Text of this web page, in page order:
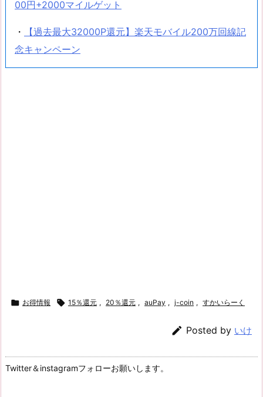
00円+2000マイルゲット
・
【過去最大32000P還元】楽天モバイル200万回線記
念キャンペーン
 お得情報  15％還元 , 20％還元 , auPay , j-coin , すかいらーく
 Posted by いけ
Twitter＆instagramフォローお願いします。